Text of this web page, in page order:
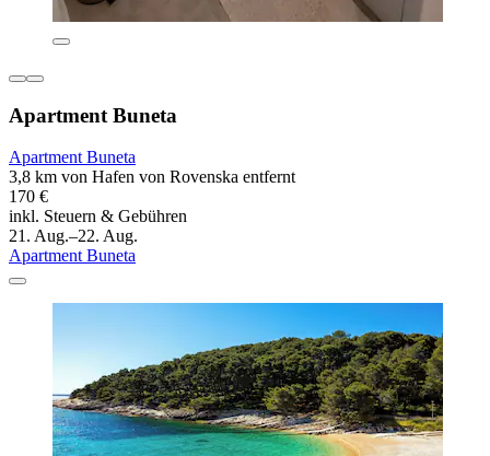
Apartment Buneta
Apartment Buneta
3,8 km von Hafen von Rovenska entfernt
170 €
inkl. Steuern & Gebühren
21. Aug.–22. Aug.
Apartment Buneta